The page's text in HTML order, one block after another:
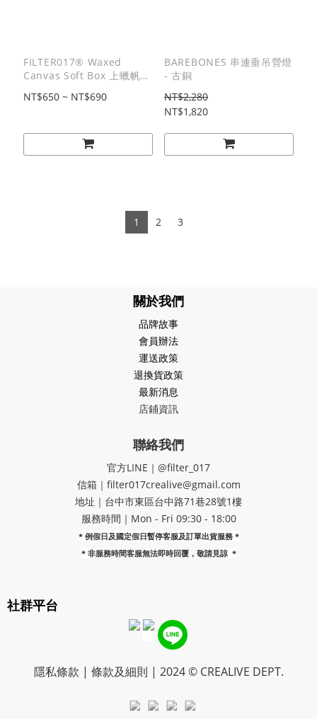
FILTER017® Waxed
Canvas Soft Box 上蠟帆布
NT$650 ~ NT$690
BAREBONES 串連垂吊營燈
- 古銅
NT$2,280
NT$1,820
1 2 3
關於我們
品牌故事
會員辦法
運送政策
退換貨政策
最新消息
店鋪資訊
聯絡我們
官方LINE｜@filter_017
信箱｜filter017crealive@gmail.com
地址｜​台中市東區台中路71巷28號1樓
服務時間｜Mon - Fri 09:30 - 18:00
* 例假日及國定假日暫停客服及訂單出貨服務 *
* 非服務時間客服無法即時回覆，敬請見諒 *
社群平台
隱私條款 | 條款及細則 | 2024 © CREALIVE DEPT.